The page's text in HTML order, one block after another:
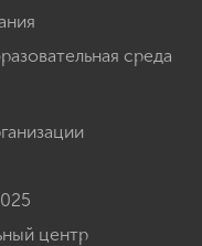
среда
центр